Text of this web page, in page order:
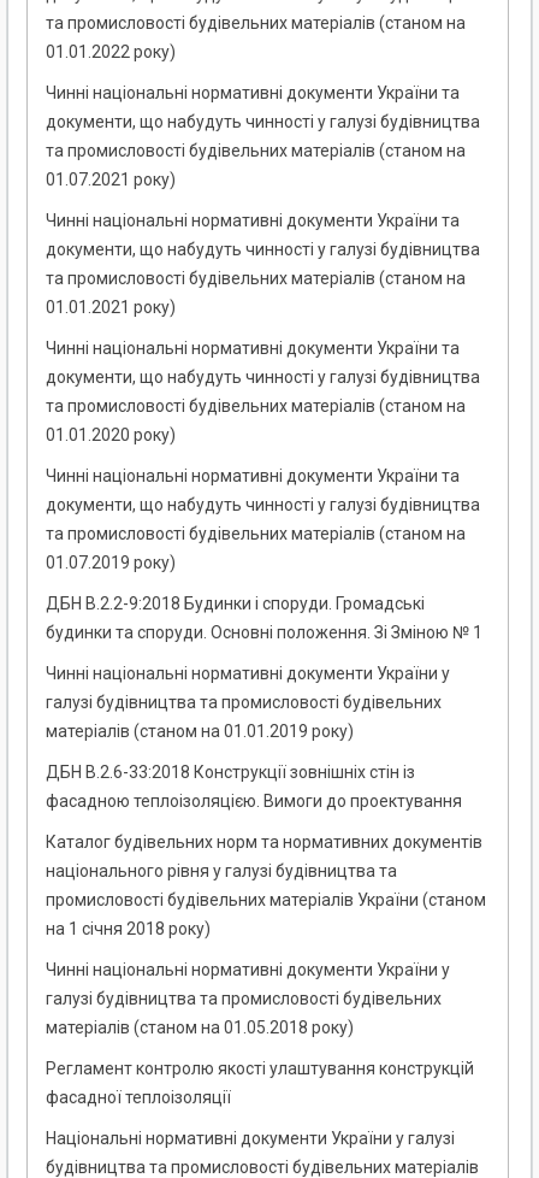
та промисловості будівельних матеріалів (станом на
01.01.2022 року)
Чинні національні нормативні документи України та
документи, що набудуть чинності у галузі будівництва
та промисловості будівельних матеріалів (станом на
01.07.2021 року)
Чинні національні нормативні документи України та
документи, що набудуть чинності у галузі будівництва
та промисловості будівельних матеріалів (станом на
01.01.2021 року)
Чинні національні нормативні документи України та
документи, що набудуть чинності у галузі будівництва
та промисловості будівельних матеріалів (станом на
01.01.2020 року)
Чинні національні нормативні документи України та
документи, що набудуть чинності у галузі будівництва
та промисловості будівельних матеріалів (станом на
01.07.2019 року)
ДБН В.2.2-9:2018 Будинки і споруди. Громадські
будинки та споруди. Основні положення. Зі Зміною № 1
Чинні національні нормативні документи України у
галузі будівництва та промисловості будівельних
матеріалів (станом на 01.01.2019 року)
ДБН В.2.6-33:2018 Конструкції зовнішніх стін із
фасадною теплоізоляцією. Вимоги до проектування
Каталог будівельних норм та нормативних документів
національного рівня у галузі будівництва та
промисловості будівельних матеріалів України (станом
на 1 січня 2018 року)
Чинні національні нормативні документи України у
галузі будівництва та промисловості будівельних
матеріалів (станом на 01.05.2018 року)
Регламент контролю якості улаштування конструкцій
фасадної теплоізоляції
Національні нормативні документи України у галузі
будівництва та промисловості будівельних матеріалів